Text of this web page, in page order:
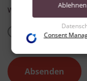
Wähle das Bild: The Fish
Absenden
möglicherweise mit
Accounts) oder
Dienste gesammelt
Geräte). Ihre
Pixeln können Sie
Datenschutz-
Ablehnen
Consent